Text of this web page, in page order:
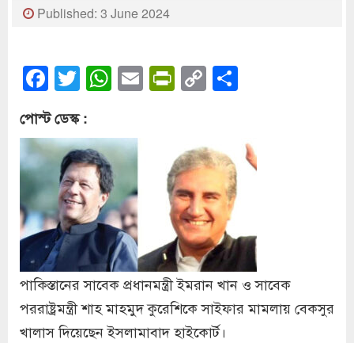
Published: 3 June 2024
Facebook
Twitter
WhatsApp
EmailPrintFriendly
Copy
Link
পোস্ট ডেস্ক :
পাকিস্তানের সাবেক প্রধানমন্ত্রী ইমরান খান ও সাবেক
পররাষ্ট্রমন্ত্রী শাহ মাহমুদ কুরেশিকে সাইফার মামলায় বেকসুর
খালাস দিয়েছেন ইসলামাবাদ হাইকোর্ট।